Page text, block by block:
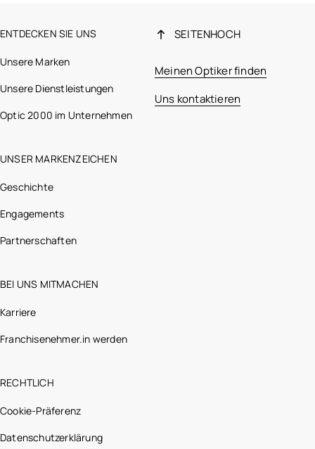
ENTDECKEN SIE UNS
Unsere Marken
Unsere Dienstleistungen
Optic 2000 im Unternehmen
UNSER MARKENZEICHEN
Geschichte
Engagements
Partnerschaften
BEI UNS MITMACHEN
Karriere
Franchisenehmer.in werden
RECHTLICH
Cookie-Präferenz
Datenschutzerklärung
SEITENHOCH
Meinen Optiker finden
Uns kontaktieren